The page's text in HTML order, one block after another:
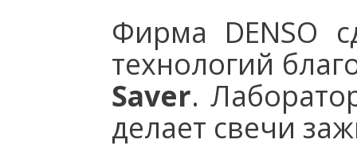
Фирма DENSO
технологий
Saver.
делает свечи